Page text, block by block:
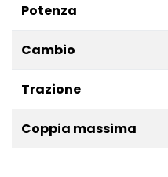
Potenza
Cambio
Trazione
Coppia massima